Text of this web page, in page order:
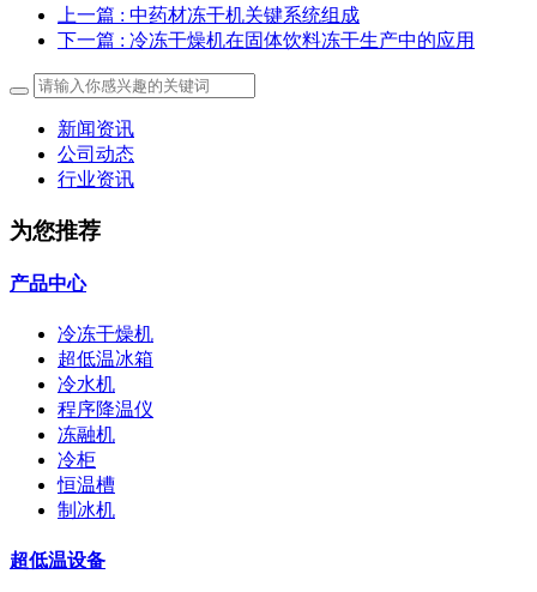
上一篇 : 中药材冻干机关键系统组成
下一篇 : 冷冻干燥机在固体饮料冻干生产中的应用
新闻资讯
公司动态
行业资讯
为您推荐
产品中心
冷冻干燥机
超低温冰箱
冷水机
程序降温仪
冻融机
冷柜
恒温槽
制冰机
超低温设备